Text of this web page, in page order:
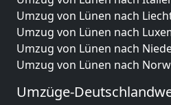
Umzug von Lünen nach
Umzug von Lünen nach
Umzug von Lünen nach
Umzug von Lünen nach
Umzüge-